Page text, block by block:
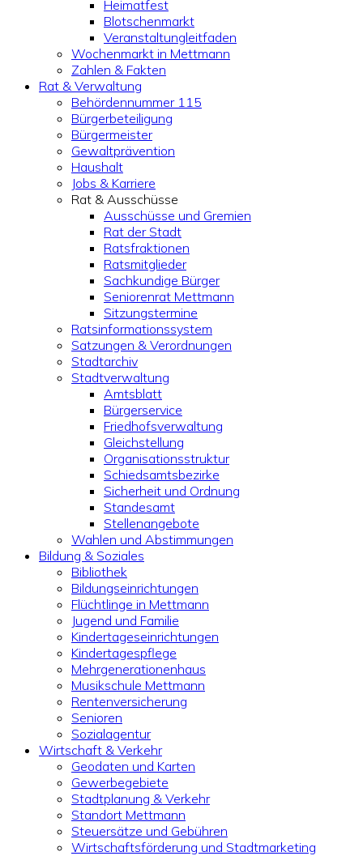
Heimatfest
Blotschenmarkt
Veranstaltungleitfaden
Wochenmarkt in Mettmann
Zahlen & Fakten
Rat & Verwaltung
Behördennummer 115
Bürgerbeteiligung
Bürgermeister
Gewaltprävention
Haushalt
Jobs & Karriere
Rat & Ausschüsse
Ausschüsse und Gremien
Rat der Stadt
Ratsfraktionen
Ratsmitglieder
Sachkundige Bürger
Seniorenrat Mettmann
Sitzungstermine
Ratsinformationssystem
Satzungen & Verordnungen
Stadtarchiv
Stadtverwaltung
Amtsblatt
Bürgerservice
Friedhofsverwaltung
Gleichstellung
Organisationsstruktur
Schiedsamtsbezirke
Sicherheit und Ordnung
Standesamt
Stellenangebote
Wahlen und Abstimmungen
Bildung & Soziales
Bibliothek
Bildungseinrichtungen
Flüchtlinge in Mettmann
Jugend und Familie
Kindertageseinrichtungen
Kindertagespflege
Mehrgenerationenhaus
Musikschule Mettmann
Rentenversicherung
Senioren
Sozialagentur
Wirtschaft & Verkehr
Geodaten und Karten
Gewerbegebiete
Stadtplanung & Verkehr
Standort Mettmann
Steuersätze und Gebühren
Wirtschaftsförderung und Stadtmarketing